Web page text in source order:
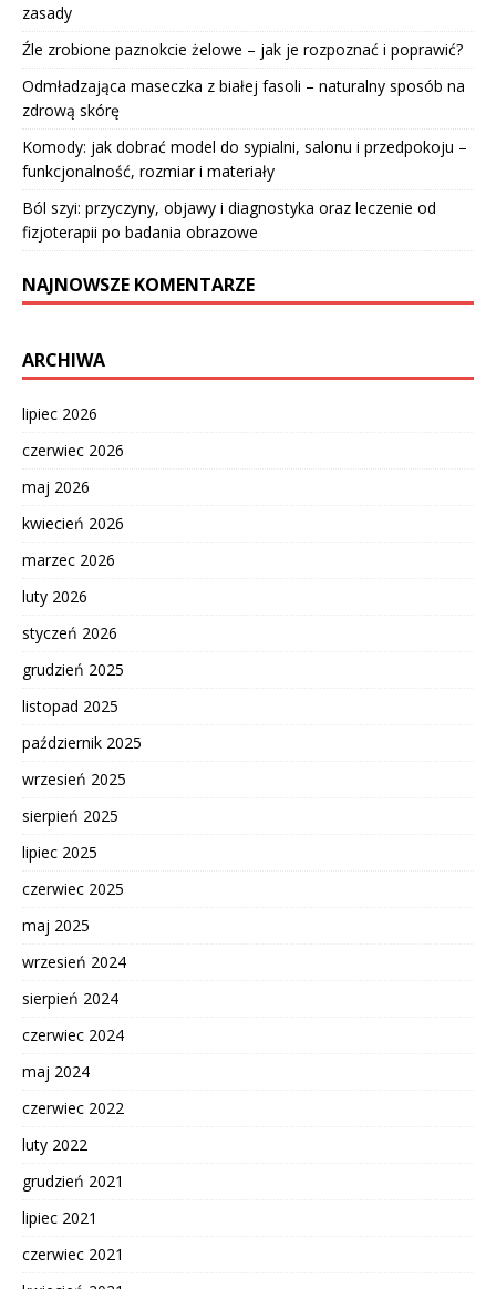
zasady
Źle zrobione paznokcie żelowe – jak je rozpoznać i poprawić?
Odmładzająca maseczka z białej fasoli – naturalny sposób na
zdrową skórę
Komody: jak dobrać model do sypialni, salonu i przedpokoju –
funkcjonalność, rozmiar i materiały
Ból szyi: przyczyny, objawy i diagnostyka oraz leczenie od
fizjoterapii po badania obrazowe
NAJNOWSZE KOMENTARZE
ARCHIWA
lipiec 2026
czerwiec 2026
maj 2026
kwiecień 2026
marzec 2026
luty 2026
styczeń 2026
grudzień 2025
listopad 2025
październik 2025
wrzesień 2025
sierpień 2025
lipiec 2025
czerwiec 2025
maj 2025
wrzesień 2024
sierpień 2024
czerwiec 2024
maj 2024
czerwiec 2022
luty 2022
grudzień 2021
lipiec 2021
czerwiec 2021